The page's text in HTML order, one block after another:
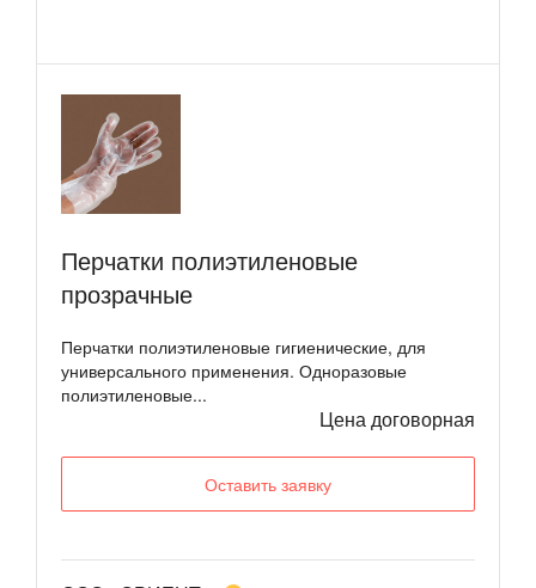
Перчатки полиэтиленовые
прозрачные
Перчатки полиэтиленовые гигиенические, для
универсального применения. Одноразовые
полиэтиленовые...
Цена договорная
Оставить заявку